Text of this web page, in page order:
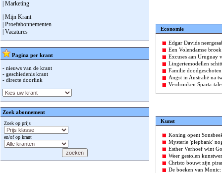
| Marketing
| Mijn Krant
| Proefabonnementen
| Vacatures
Pagina per krant
- nieuws van de krant
- geschiedenis krant
- directe doorlink
Zoek abonnement
Zoek op prijs
en/of op krant
Economie
Edgar Davids
Een Volendamse
Excuses aan Uruguay
Lingeriemodellen
Familie
Angst in Australië na
Verdronken Sparta-
Kunst
Koning opent
Mysterie 'piepbank'
Esther Verhoef wint
Weer gestolen
Christo bouwt zijn
De boeken van